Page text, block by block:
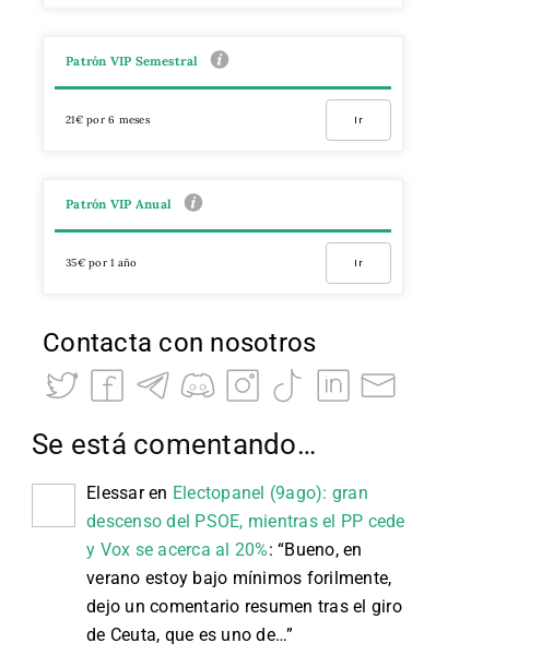
Patrón VIP Semestral
21€ por 6 meses Ir
Patrón VIP Anual
35€ por 1 año Ir
Contacta con nosotros
Se está comentando…
Elessaren Electopanel (9ago): gran
descenso del PSOE, mientras el PP cede
y Vox se acerca al 20%: “Bueno, en
verano estoy bajo mínimos forilmente,
dejo un comentario resumen tras el giro
de Ceuta, que es uno de…”